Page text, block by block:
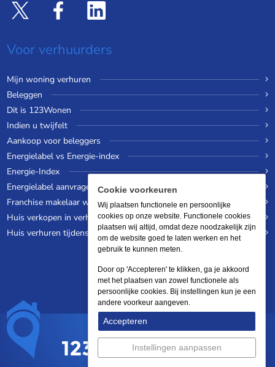
Voor verhuurders
Mijn woning verhuren
Beleggen
Dit is 123Wonen
Indien u twijfelt
Aankoop voor beleggers
Energielabel vs Energie-index
Energie-Index
Energielabel aanvragen
Franchise makelaar worden
Huis verkopen in verhuurde staat
Huis verhuren tijdens een wereldreis
Cookie voorkeuren
Wij plaatsen functionele en persoonlijke
cookies op onze website. Functionele cookies
plaatsen wij altijd, omdat deze noodzakelijk zijn
om de website goed te laten werken en het
gebruik te kunnen meten.
Door op 'Accepteren' te klikken, ga je akkoord
met het plaatsen van zowel functionele als
persoonlijke cookies. Bij instellingen kun je een
andere voorkeur aangeven.
Accepteren
Instellingen aanpassen